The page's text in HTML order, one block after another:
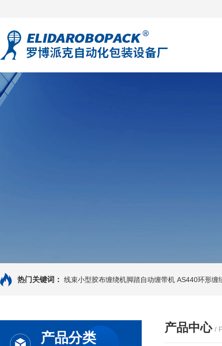
热门关键词： 线束小型胶布缠绕机脚踏自动缠带机 AS440环形缠
产品分类
产品中心 /